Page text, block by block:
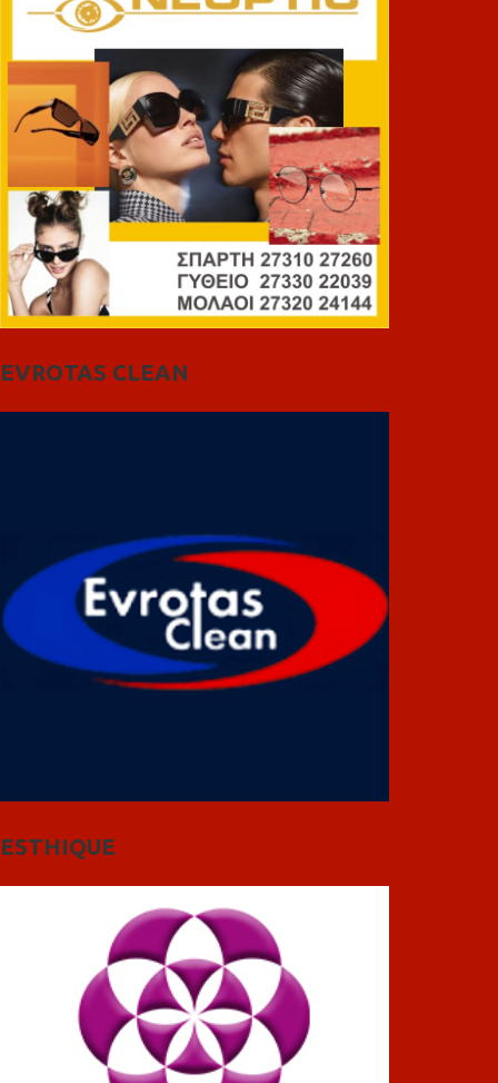
EVROTAS CLEAN
ESTHIQUE